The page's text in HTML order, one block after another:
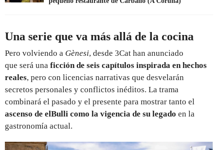
Una serie que va más allá de la cocina
Pero volviendo a Gènesi, desde 3Cat han anunciado
que será una ficción de seis capítulos inspirada en hechos
reales, pero con licencias narrativas que desvelarán
secretos personales y conflictos inéditos. La trama
combinará el pasado y el presente para mostrar tanto el
ascenso de elBulli como la vigencia de su legado en la
gastronomía actual.